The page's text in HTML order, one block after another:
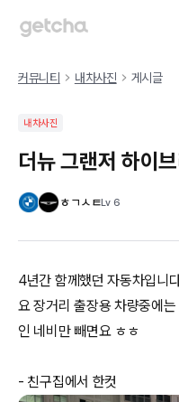
커뮤니티 내차사진 게시글
내차사진
더뉴 그랜저 하이
ㅎㄱㅅㅌLv 6
4년간 함께했던 자동차입니
요 장거리 출장용 차량중에
인 네비만 빼면요 ㅎㅎ
- 친구집에서 한컷